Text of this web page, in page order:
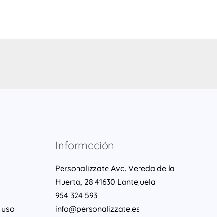
Información
Personalizzate Avd. Vereda de la
Huerta, 28 41630 Lantejuela
954 324 593
info@personalizzate.es